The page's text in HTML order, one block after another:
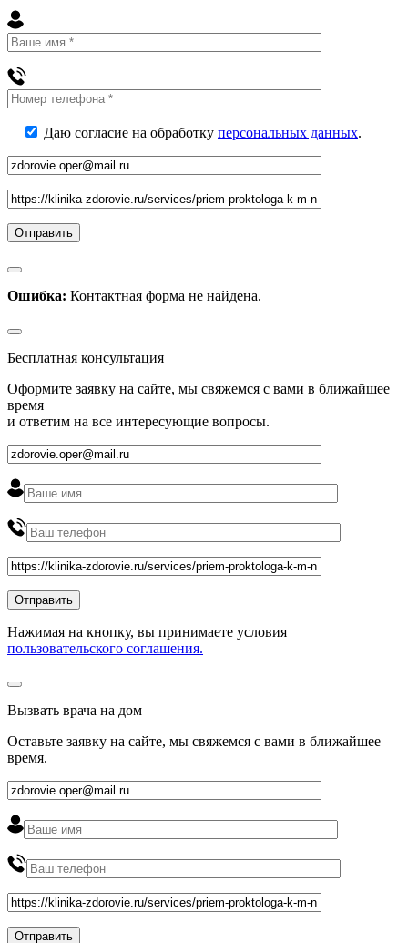
Даю согласие на обработку персональных данных.
Ошибка: Контактная форма не найдена.
Бесплатная консультация
Оформите заявку на сайте, мы свяжемся с вами в ближайшее
время
и ответим на все интересующие вопросы.
Нажимая на кнопку, вы принимаете условия
пользовательского соглашения.
Вызвать врача на дом
Оставьте заявку на сайте, мы свяжемся с вами в ближайшее
время.